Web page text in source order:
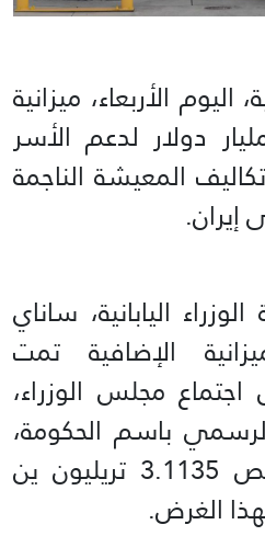
اليوم الأربعاء، ميزانية
بقيمة 19 مليار دولار لدعم الأسر
المعيشة الناجمة
إيران.
اليابانية، ساناي
الإضافية تمت
اجتماع مجلس الوزراء،
باسم الحكومة،
مينورو كيهارا، تخصيص 3.1135 تريليون ين